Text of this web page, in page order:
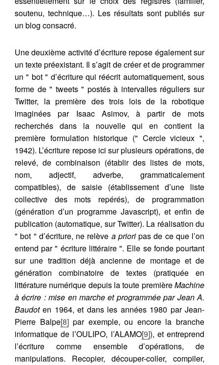
soutenu, technique…). Les résultats sont publiés sur
un blog consacré.
Une deuxième activité d’écriture repose également sur
un texte préexistant. Il s’agit de créer et de programmer
un " bot " d’écriture qui réécrit automatiquement, sous
forme de " tweets " postés à intervalles réguliers sur
Twitter, la première des trois lois de la robotique
imaginées par Isaac Asimov, à partir de mots
recherchés dans la nouvelle qui en contient la
première formulation historique (" Cercle vicieux ",
1942). L’écriture repose ici sur plusieurs opérations, de
relevé, de combinaison (établir des listes de mots,
nom, adjectif, adverbe, grammaticalement
compatibles), de saisie (établissement d’une liste
collective des mots repérés), de programmation
(génération d’un programme Javascript), et enfin de
publication (automatique, sur Twitter). La réalisation du
" bot " d’écriture, ne relève a prioripas de ce que l’on
entend par " écriture littéraire ". Elle se fonde pourtant
sur une tradition déjà ancienne de montage et de
génération combinatoire de textes (pratiquée en
littérature numérique depuis la toute premièreMachine
à écrire : mise en marche et programmée par Jean A.
Baudoten 1964, et dans les années 1980 par Jean-
Pierre Balpe[8]par exemple, ou encore la branche
informatique de l’OULIPO, l’ALAMO[9]), et entreprend
l’écriture comme ensemble d’opérations, de
manipulations. Recopier, découper-coller, compiler,